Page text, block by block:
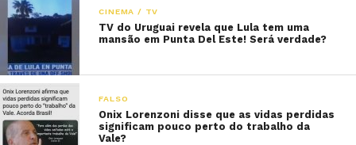
CINEMA / TV
TV do Uruguai revela que Lula tem uma
mansão em Punta Del Este! Será verdade?
FALSO
Onix Lorenzoni disse que as vidas perdidas
significam pouco perto do trabalho da
Vale?